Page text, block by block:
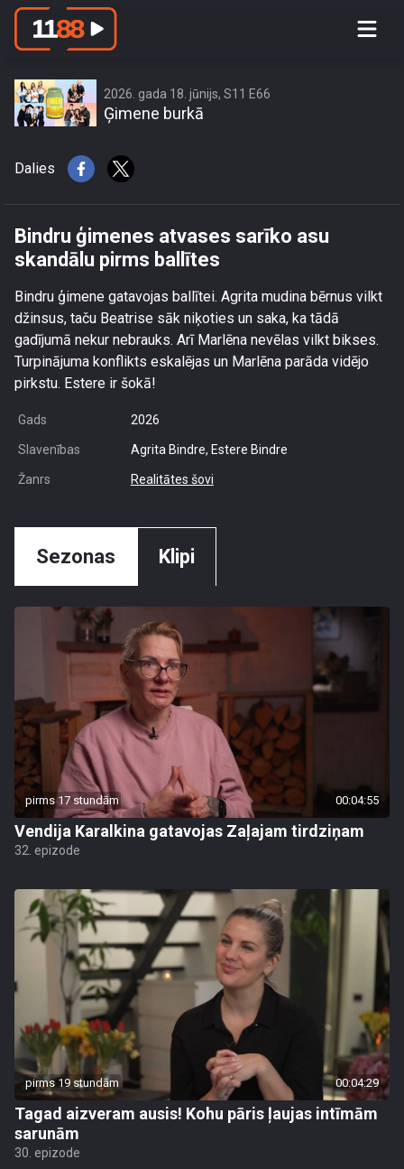
Bindru ģimenes atvases sarīko asu
2026. gada 18. jūnijs, S11 E66
Ģimene burkā
Dalies
Bindru ģimenes atvases sarīko asu
skandālu pirms ballītes
Bindru ģimene gatavojas ballītei. Agrita mudina bērnus vilkt
džinsus, taču Beatrise sāk niķoties un saka, ka tādā
gadījumā nekur nebrauks. Arī Marlēna nevēlas vilkt bikses.
Turpinājuma konflikts eskalējas un Marlēna parāda vidējo
pirkstu. Estere ir šokā!
Gads 2026
Slavenības Agrita Bindre, Estere Bindre
Žanrs Realitātes šovi
Sezonas Klipi
pirms 17 stundām 00:04:55
Vendija Karalkina gatavojas Zaļajam tirdziņam
32. epizode
pirms 19 stundām 00:04:29
Tagad aizveram ausis! Kohu pāris ļaujas intīmām
sarunām
30. epizode